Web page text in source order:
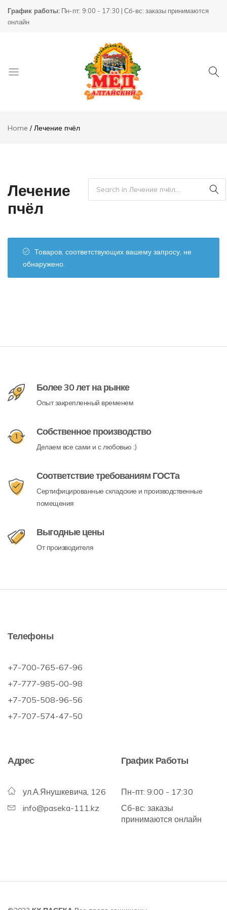
График работы: Пн-пт: 9:00 - 17:30 | Сб-вс: заказы принимаются
онлайн
Home
Лечение пчёл
Лечение
пчёл
Товаров, соответствующих вашему запросу, не
обнаружено.
Более 30 лет на рынке
Опыт закрепленный временем
Собственное производство
Делаем все сами и с любовью :)
Соответствие требованиям ГОСТа
Сертифицированные складские и производственные
помещения
Выгодные цены
От производителя
Телефоны
+7-700-765-67-96
+7-777-985-00-98
+7-705-508-96-56
+7-707-574-47-50
Адрес
ул.А.Янушкевича, 126
info@paseka-111.kz
График Работы
Пн-пт: 9:00 - 17:30
Сб-вс: заказы
принимаются онлайн